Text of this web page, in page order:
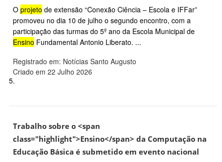
O projeto de extensão “Conexão Ciência – Escola e IFFar”
promoveu no dia 10 de julho o segundo encontro, com a
participação das turmas do 5º ano da Escola Municipal de
Ensino Fundamental Antonio Liberato. ...
Registrado em: Notícias Santo Augusto
Criado em 22 Julho 2026
5.
Trabalho sobre o <span
class="highlight">Ensino</span> da Computação na
Educação Básica é submetido em evento nacional